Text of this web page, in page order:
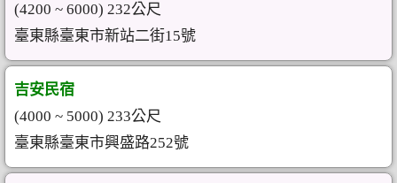
(4200 ~ 6000) 232公尺
臺東縣臺東市新站二街15號
吉安民宿
(4000 ~ 5000) 233公尺
臺東縣臺東市興盛路252號